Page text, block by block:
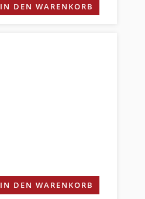
IN DEN WARENKORB
IN DEN WARENKORB